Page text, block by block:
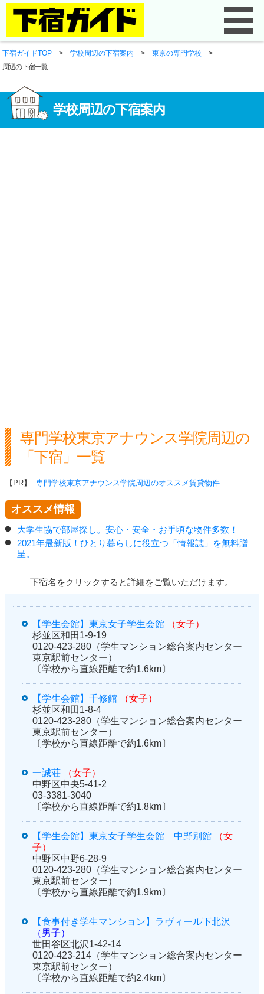
下宿ガイドTOP >学校周辺の下宿案内 >東京の専門学校 >
周辺の下宿一覧
学校周辺の下宿案内
専門学校東京アナウンス学院周辺の
「下宿」一覧
【PR】 専門学校東京アナウンス学院周辺のオススメ賃貸物件
オススメ情報
大学生協で部屋探し。安心・安全・お手頃な物件多数！
2021年最新版！ひとり暮らしに役立つ「情報誌」を無料贈
呈。
下宿名をクリックすると詳細をご覧いただけます。
【学生会館】東京女子学生会館
（女子）
杉並区和田1-9-19
0120-423-280（学生マンション総合案内センター
東京駅前センター）
〔学校から直線距離で約1.6km〕
【学生会館】千修館
（女子）
杉並区和田1-8-4
0120-423-280（学生マンション総合案内センター
東京駅前センター）
〔学校から直線距離で約1.6km〕
一誠荘
（女子）
中野区中央5-41-2
03-3381-3040
〔学校から直線距離で約1.8km〕
【学生会館】東京女子学生会館 中野別館
（女
子）
中野区中野6-28-9
0120-423-280（学生マンション総合案内センター
東京駅前センター）
〔学校から直線距離で約1.9km〕
【食事付き学生マンション】ラヴィール下北沢
（男子）
世田谷区北沢1-42-14
0120-423-214（学生マンション総合案内センター
東京駅前センター）
〔学校から直線距離で約2.4km〕